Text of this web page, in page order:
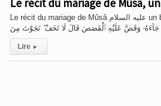
Le récit du mariage de Mûsâ,
Le récit du mariage de Mûsâ عليه السلام un bel exemple de pudeur Ibn Kathîr فَجَآءَتْهُ إِحْدَىٰهُمَا تَمْشِى عَلَى ٱسْتِحْيَآءٍۢ قَالَتْ إِنَّ أَبِى يَدْعُوكَ لِيَجْزِيَكَ أَجْرَ مَا
جَآءَهُۥ وَقَصَّ عَلَيْهِ ٱلْقَصَصَ قَالَ لَا تَخَفْ ۖ نَجَوْتَ مِنَ
Lire ▸